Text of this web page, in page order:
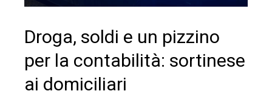
Droga, soldi e un pizzino
per la contabilità: sortinese
ai domiciliari